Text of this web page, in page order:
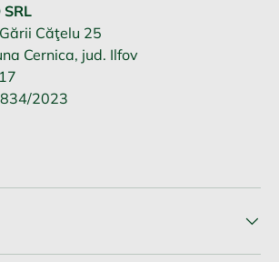
Căţelu 25
Cernica, jud. Ilfov
2023